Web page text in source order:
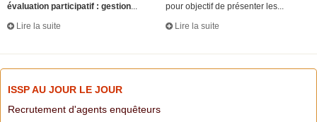
évaluation participatif : gestion...
Lire la suite
pour objectif de présenter les...
Lire la suite
ISSP AU JOUR LE JOUR
Recrutement d'agents enquêteurs